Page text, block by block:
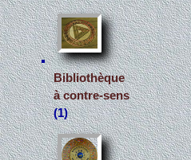
Bibliothèque
à contre-sens
(1)